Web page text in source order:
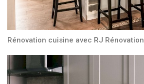
Rénovation cuisine avec RJ Rénovation